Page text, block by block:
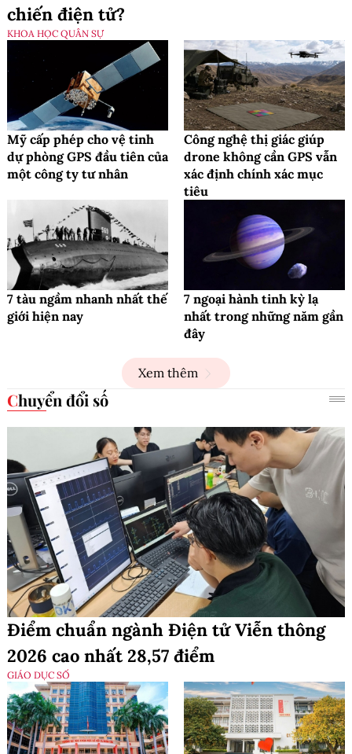
chiến điện tử?
KHOA HỌC QUÂN SỰ
Mỹ cấp phép cho vệ tinh
dự phòng GPS đầu tiên của
một công ty tư nhân
Công nghệ thị giác giúp
drone không cần GPS vẫn
xác định chính xác mục
tiêu
7 tàu ngầm nhanh nhất thế
giới hiện nay
7 ngoại hành tinh kỳ lạ
nhất trong những năm gần
đây
Xem thêm
Chuyển đổi số
Điểm chuẩn ngành Điện tử Viễn thông
2026 cao nhất 28,57 điểm
GIÁO DỤC SỐ